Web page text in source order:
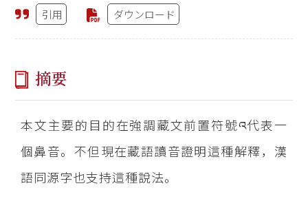
引用 ダウンロード
摘要
本文主要的目的在強調藏文前置符號འ代表一
個鼻音。不但現在藏語讀音證明這種解釋，漢
語同源字也支持這種說法。